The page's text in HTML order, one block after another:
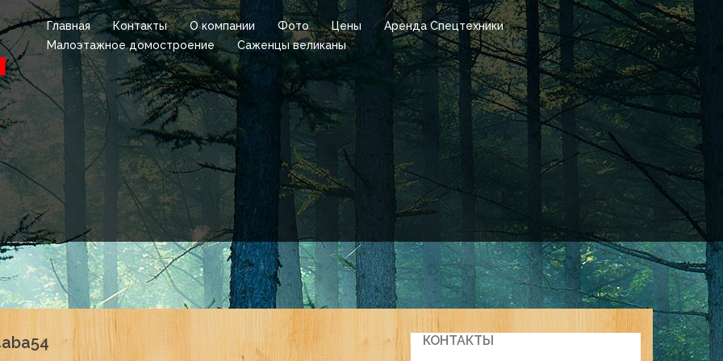
Главная Контакты О компании Фото Цены
Аренда Спецтехники
Малоэтажное домостроение
Саженцы великаны
КОНТАКТЫ